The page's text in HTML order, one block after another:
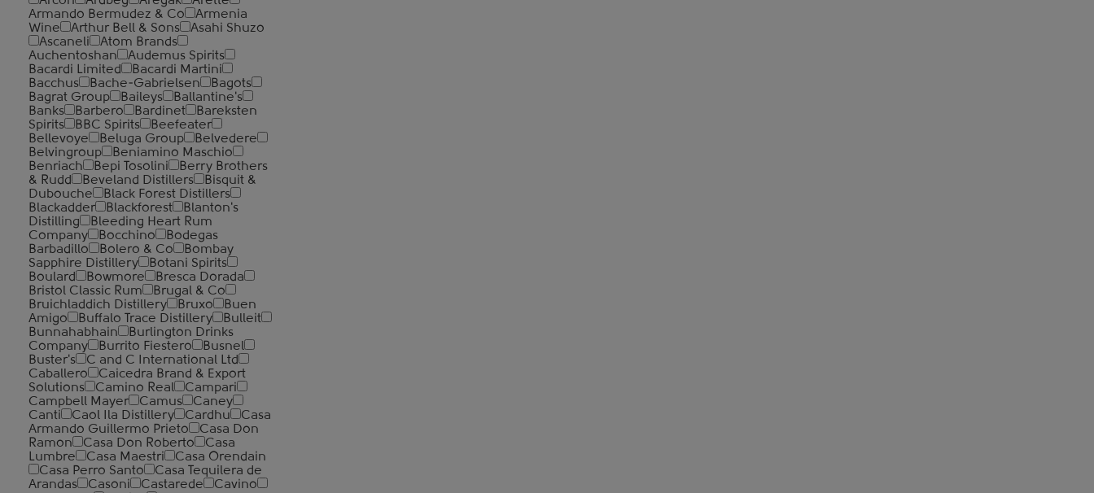
Armando Bermudez & Co
Armenia
Wine
Arthur Bell & Sons
Asahi Shuzo
Ascaneli
Atom Brands
Auchentoshan
Audemus Spirits
Bacardi Limited
Bacardi Martini
Bacchus
Bache-Gabrielsen
Bagots
Bagrat Group
Baileys
Ballantine's
Banks
Barbero Bardinet
Bareksten
Spirits
BBC Spirits
Beefeater
Bellevoye
Beluga Group
Belvedere
Belvingroup
Beniamino Maschio
Benriach
Bepi Tosolini
Berry Brothers
& Rudd
Beveland Distillers
Bisquit &
Dubouche
Black Forest Distillers
Blackadder
Blackforest
Blanton's
Distilling
Bleeding Heart Rum
Company
Bocchino
Bodegas
Barbadillo
Bolero & Co
Bombay
Sapphire Distillery
Botani Spirits
Boulard
Bowmore
Bresca Dorada
Bristol Classic Rum
Brugal & Co
Bruichladdich Distillery
Bruxo
Buen
Amigo
Buffalo Trace Distillery
Bulleit
Bunnahabhain
Burlington Drinks
Company
Burrito Fiestero
Busnel
Buster's
C and C International Ltd
Caballero
Caicedra Brand & Export
Solutions
Camino Real
Campari
Campbell Mayer
Camus
Caney
Canti
Caol Ila Distillery Cardhu
Casa
Armando Guillermo Prieto
Casa Don
Ramon
Casa Don Roberto
Casa
Lumbre
Casa Maestri
Casa Orendain
Casa Perro Santo
Casa Tequilera de
Arandas
Casoni Castarede
Cavino